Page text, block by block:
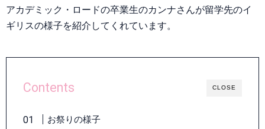
アカデミック・ロードの卒業生のカンナさんが留学先のイ
ギリスの様子を紹介してくれています。
CLOSE
Contents
お祭りの様子